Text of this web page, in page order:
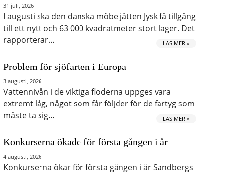
31 juli, 2026
I augusti ska den danska möbeljätten Jysk få tillgång
till ett nytt och 63 000 kvadratmeter stort lager. Det
rapporterar…
LÄS MER »
Problem för sjöfarten i Europa
3 augusti, 2026
Vattennivån i de viktiga floderna uppges vara
extremt låg, något som får följder för de fartyg som
måste ta sig…
LÄS MER »
Konkurserna ökade för första gången i år
4 augusti, 2026
Konkurserna ökar för första gången i år Sandbergs